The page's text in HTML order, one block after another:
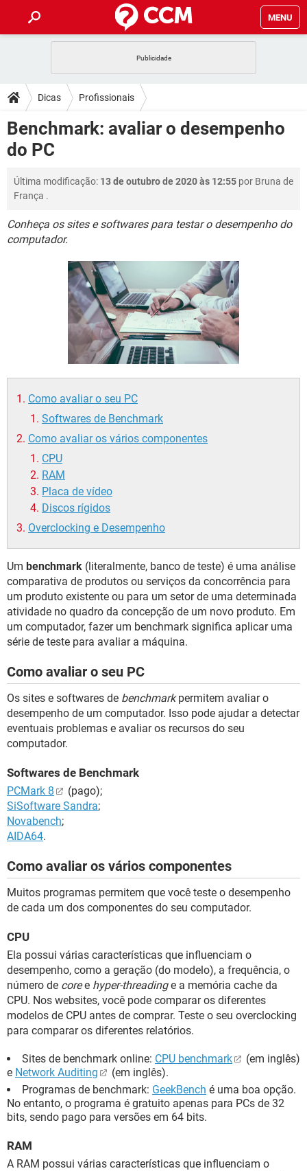
MENU
CELULAR
OUTLOOK EXCEL
INSTAGRAM
DICAS
JOGOS
CELULAR FACEBOOK
INSTAGRAM GMAIL
DOWNLOADS
JOGOS
OUTLOOK
INSTAGRAM GMAIL
GUIA DE COMPRAS
FÓRUM
JOGOS WHATSAPP
OUTLOOK EXCEL
GUIA DE COMPRAS
GLOSSÁRIO
JOGOS WHATSAPP
CELULAR
GMAIL
GUIA DE COMPRAS
Dicas Profissionais
Benchmark: avaliar o desempenho
do PC
Última modificação: 13 de outubro de 2020 às 12:55 por Bruna de
França .
Conheça os sites e softwares para testar o desempenho do
computador.
Como avaliar o seu PC
Softwares de Benchmark
Como avaliar os vários componentes
CPU
RAM
Placa de vídeo
Discos rígidos
Overclocking e Desempenho
Um benchmark (literalmente, banco de teste) é uma análise
comparativa de produtos ou serviços da concorrência para
um produto existente ou para um setor de uma determinada
atividade no quadro da concepção de um novo produto. Em
um computador, fazer um benchmark significa aplicar uma
série de teste para avaliar a máquina.
Como avaliar o seu PC
Os sites e softwares de benchmarkpermitem avaliar o
desempenho de um computador. Isso pode ajudar a detectar
eventuais problemas e avaliar os recursos do seu
computador.
Softwares de Benchmark
PCMark 8
(pago);
SiSoftware Sandra;
Novabench;
AIDA64.
Como avaliar os vários componentes
Muitos programas permitem que você teste o desempenho
de cada um dos componentes do seu computador.
CPU
Ela possui várias características que influenciam o
desempenho, como a geração (do modelo), a frequência, o
número de coree hyper-threadinge a memória cache da
CPU. Nos websites, você pode comparar os diferentes
modelos de CPU antes de comprar. Teste o seu overclocking
para comparar os diferentes relatórios.
Sites de benchmark online: CPU benchmark
(em inglês)
e Network Auditing
(em inglês).
Programas de benchmark: GeekBench é uma boa opção.
No entanto, o programa é gratuito apenas para PCs de 32
bits, sendo pago para versões em 64 bits.
RAM
A RAM possui várias características que influenciam o